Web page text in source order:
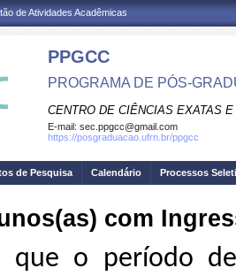
de Atividades Acadêmicas
PPGCC
PROGRAMA DE PÓS-
CENTRO DE CIÊNCIAS EXATAS
E-mail: sec.ppgcc@gmail.com
https://posgraduacao.ufrn.br/ppgcc
de Pesquisa Calendário Processos
com
que o período